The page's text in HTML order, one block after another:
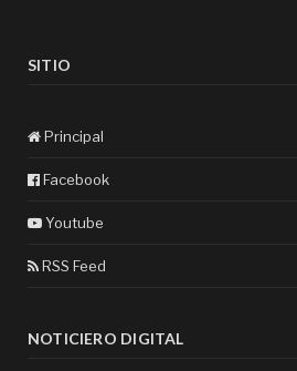
SITIO
Principal
Facebook
Youtube
RSS Feed
NOTICIERO DIGITAL